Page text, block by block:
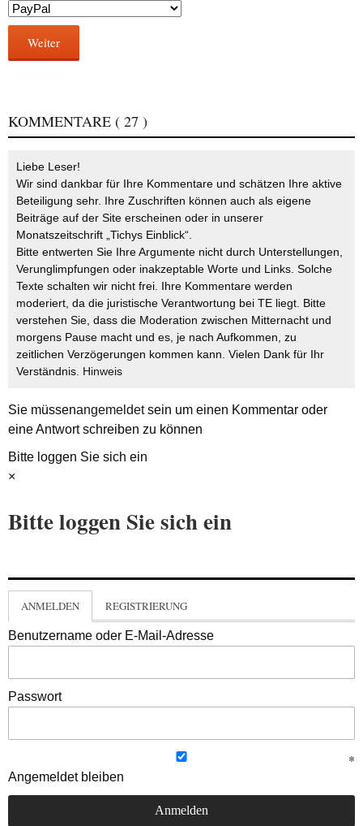
Weiter
KOMMENTARE ( 27 )
Liebe Leser!
Wir sind dankbar für Ihre Kommentare und schätzen Ihre aktive
Beteiligung sehr. Ihre Zuschriften können auch als eigene
Beiträge auf der Site erscheinen oder in unserer
Monatszeitschrift „Tichys Einblick“.
Bitte entwerten Sie Ihre Argumente nicht durch Unterstellungen,
Verunglimpfungen oder inakzeptable Worte und Links. Solche
Texte schalten wir nicht frei. Ihre Kommentare werden
moderiert, da die juristische Verantwortung bei TE liegt. Bitte
verstehen Sie, dass die Moderation zwischen Mitternacht und
morgens Pause macht und es, je nach Aufkommen, zu
zeitlichen Verzögerungen kommen kann. Vielen Dank für Ihr
Verständnis. Hinweis
Sie müssenangemeldetsein um einen Kommentar oder
eine Antwort schreiben zu können
Bitte loggen Sie sich ein
×
Bitte loggen Sie sich ein
ANMELDEN REGISTRIERUNG
Benutzername oder E-Mail-Adresse
Passwort
Angemeldet bleiben